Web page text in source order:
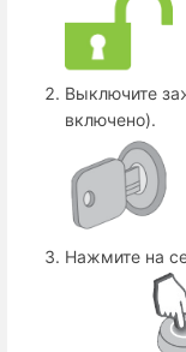
Выключите
включено).
Нажмите на